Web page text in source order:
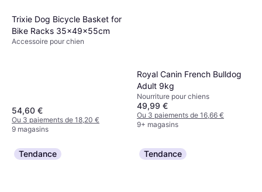
Trixie Dog Bicycle Basket for
Bike Racks 35x49x55cm
Accessoire pour chien
54,60 €
Ou 3 paiements de 18,20 €
9 magasins
Royal Canin French Bulldog
Adult 9kg
Nourriture pour chiens
49,99 €
Ou 3 paiements de 16,66 €
9+ magasins
Tendance Tendance